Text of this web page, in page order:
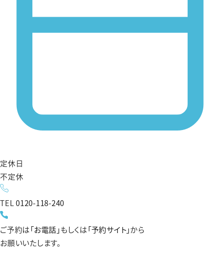
定休日
不定休
TEL0120-118-240
ご予約は「お電話」もしくは「予約サイト」から
お願いいたします。